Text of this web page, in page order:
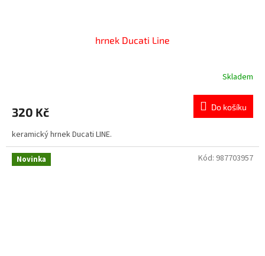
hrnek Ducati Line
Skladem
320 Kč Do košíku
keramický hrnek Ducati LINE.
Novinka Kód: 987703957